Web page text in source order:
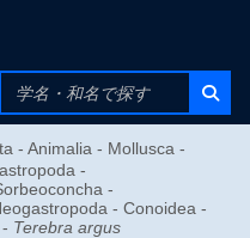
- Animalia - Mollusca -
-
-
- Conoidea -
- Terebra argus